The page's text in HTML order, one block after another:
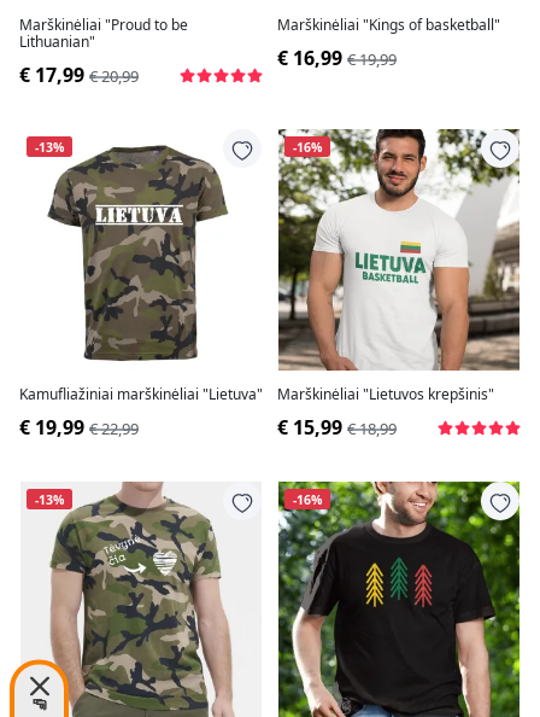
Marškinėliai "Proud to be
Lithuanian"
€ 17,99 € 20,99
Marškinėliai "Kings of basketball"
€ 16,99 € 19,99
-13%
Kamufliažiniai marškinėliai "Lietuva"
€ 19,99 € 22,99
-16%
Marškinėliai "Lietuvos krepšinis"
€ 15,99 € 18,99
-13% -16%